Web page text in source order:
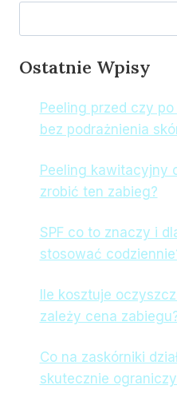
Ostatnie Wpisy
Peeling przed czy
bez podrażnienia
Peeling kawitacyjny
zrobić ten zabieg?
SPF co to znaczy i
stosować
Ile kosztuje
zależy cena
Co na zaskórniki
skutecznie